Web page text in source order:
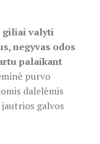
giliai valyti
negyvas odos
palaikant
purvo
dalelėmis
galvos